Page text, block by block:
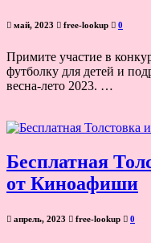
май, 2023 free-lookup 0
Примите участие в
футболку для детей и
весна-лето 2023. …
Бесплатная
от Киноафиши
апрель, 2023 free-lookup 0